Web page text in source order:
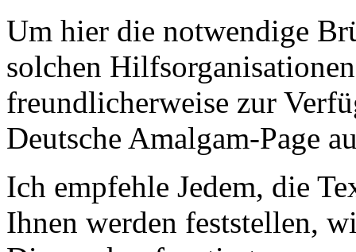
Um hier die notwendige
solchen
freundlicherweise zur
Deutsche Amalgam-Page
Ich empfehle Jedem, die
Ihnen werden feststellen,